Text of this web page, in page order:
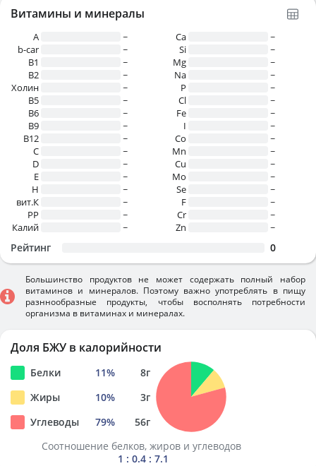
Витамины и минералы
A
~
b-car
~
В1
~
B2
~
Холин
~
B5
~
B6
~
B9
~
B12
~
C
~
D
~
E
~
H
~
вит.К
~
PP
~
Калий
~
Ca
~
Si
~
Mg
~
Na
~
P
~
Cl
~
Fe
~
I
~
Co
~
Mn
~
Cu
~
Mo
~
Se
~
F
~
Cr
~
Zn
~
Рейтинг 0
Большинство продуктов не может содержать полный набор
витаминов и минералов. Поэтому важно употреблять в пищу
разннообразные продукты, чтобы восполнять потребности
организма в витаминах и минералах.
Доля БЖУ в калорийности
Белки 11% 8г
Жиры
10% 3г
Углеводы
79% 56г
Соотношение белков, жиров и углеводов
1 : 0.4 : 7.1